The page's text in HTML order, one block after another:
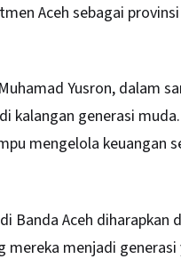
Aceh sebagai
Yusron, dalam
kalangan generasi
mengelola keuangan
Banda Aceh
menjadi generasi